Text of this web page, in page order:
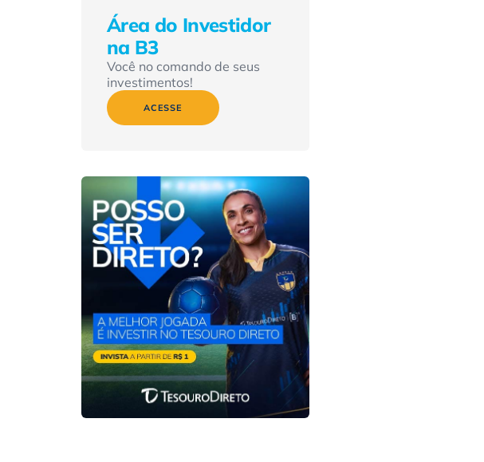
Área do Investidor
na B3
Você no comando de seus
investimentos!
ACESSE